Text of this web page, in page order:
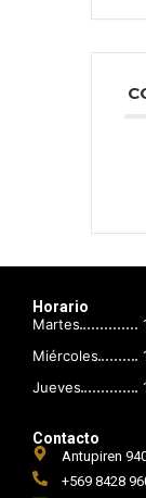
Horario
Martes
Miércoles
Jueves
Contacto
Antupiren
+569 8428